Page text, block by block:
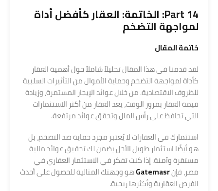
Part 14: الخاتمة: العقار كأفضل أداة
لمواجهة التضخم
خاتمة المقال
لقد قدمنا في هذا المقال تحليلاً شاملاً حول أهمية العقار
كأداة لمواجهة التضخم وحماية الأموال من التأثيرات السلبية
للظروف الاقتصادية. من خلال عوائد الإيجار المستمرة، وزيادة
قيمة العقار بمرور الوقت، يعد العقار من أكثر الاستثمارات
التي تحافظ على رأس المال وتحقق عوائد مرتفعة.
استثمارك في العقارات لا يُعتبر مجرد حماية ضد التضخم، بل
هو أيضًا استثمار طويل الأجل يضمن لك تحقيق عوائد مالية
مستقرة وآمنة. إذا كنت تفكر في الاستثمار العقاري في
مصر، فإنGatemasrهو وجهتك المثالية للحصول على أحدث
الفرص العقارية وأكثرها ربحية.